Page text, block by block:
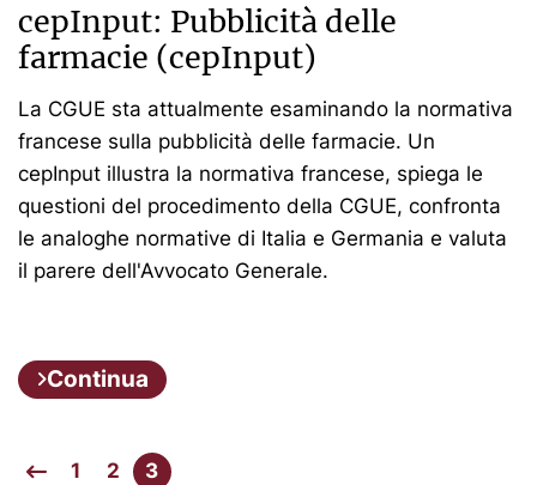
cepInput: Pubblicità delle
farmacie (cepInput)
La CGUE sta attualmente esaminando la normativa
francese sulla pubblicità delle farmacie. Un
cepInput illustra la normativa francese, spiega le
questioni del procedimento della CGUE, confronta
le analoghe normative di Italia e Germania e valuta
il parere dell'Avvocato Generale.
Continua
1 2 3